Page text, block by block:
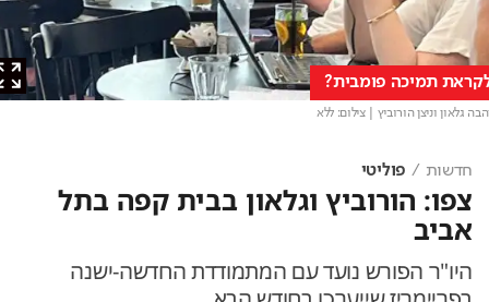
גלאון וניצן הורוביץ| צילום: ללא
תמיכה פומבית?
חדשות פוליטי
צפו: הורוביץ וגלאון בבית קפה בתל
אביב
היו"ר הפורש נועד עם המתמודדת החדשה-ישנה